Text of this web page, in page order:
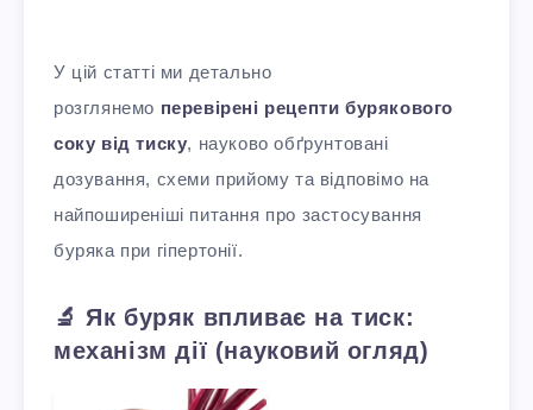
У цій статті ми детально
розглянемо перевірені рецепти бурякового
соку від тиску, науково обґрунтовані
дозування, схеми прийому та відповімо на
найпоширеніші питання про застосування
буряка при гіпертонії.
🔬 Як буряк впливає на тиск:
механізм дії (науковий огляд)